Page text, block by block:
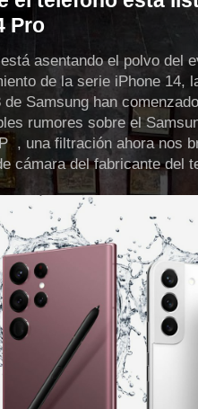
Pro
asentando el polvo del
de la serie iPhone 14,
Samsung han
rumores sobre el
, una filtración ahora nos
cámara del fabricante del